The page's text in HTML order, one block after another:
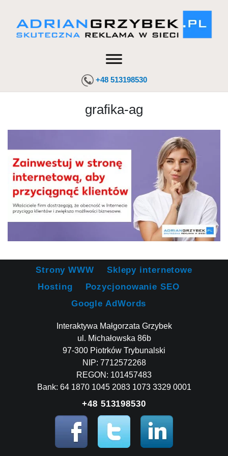
+48 513198530
grafika-ag
Strony WWW
Sklepy internetowe
Hosting
Pozycjonowanie SEO
Google AdWords
Interaktywa Małgorzata Grzybek
ul. Michałowska 86b
97-300 Piotrków Trybunalski
NIP: 7712572268
REGON: 101457483
Bank: 64 1870 1045 2083 1073 3329 0001
+48 513198530